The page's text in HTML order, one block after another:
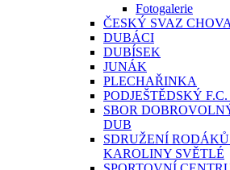
Fotogalerie
ČESKÝ SVAZ
DUBÁCI
DUBÍSEK
JUNÁK
PLECHAŘINKA
PODJEŠTĚDSKÝ
SBOR
DUB
SDRUŽENÍ
KAROLINY SVĚTLÉ